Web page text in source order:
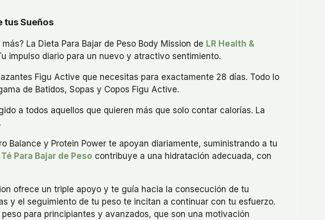
tus Sueños
La Dieta Para Bajar de Peso Body Mission de LR Health &
impulso diario para un nuevo y atractivo sentimiento.
Figu Active que necesitas para exactamente 28 días. Todo lo
de Batidos, Sopas y Copos Figu Active.
a todos aquellos que quieren más que solo contar calorías. La
Balance y Protein Power te apoyan diariamente, suministrando a tu
Té Para Bajar de Peso contribuye a una hidratación adecuada, con
ofrece un triple apoyo y te guía hacia la consecución de tu
y el seguimiento de tu peso te incitan a continuar con tu esfuerzo.
para principiantes y avanzados, que son una motivación